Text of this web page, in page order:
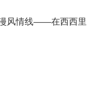
风情线——在西西里